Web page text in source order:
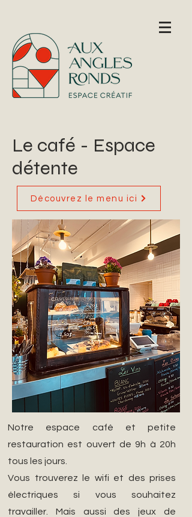
Le café - Espace
détente
Découvrez le menu ici
Notre espace café et petite
restauration est ouvert de 9h à 20h
tous les jours.
Vous trouverez le wifi et des prises
électriques si vous souhaitez
travailler. Mais aussi des jeux de